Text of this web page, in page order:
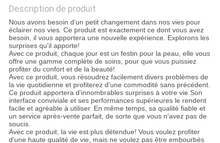
AFFAIRES
DEMANDEZ
UN DEVIS
PLAN
DU
SITE
Description de produit
Nous avons besoin d'un petit changement dans nos vies pour
éclairer nos vies. Ce produit est exactement ce dont vous avez
besoin, il vous apportera une nouvelle expérience. Explorons les
surprises qu'il apporte!
Avec ce produit, chaque jour est un festin pour la peau, elle vous
offre une gamme complète de soins, pour que vous puissiez
profiter du confort et de la beauté!
Avec ce produit, vous résoudrez facilement divers problèmes de
la vie quotidienne et profiterez d'une commodité sans précédent.
Ce produit apportera d'innombrables surprises à votre vie.Son
interface conviviale et ses performances supérieures le rendent
facile et agréable à utiliser. En même temps, sa qualité fiable et
un service après-vente parfait, de sorte que vous n'avez pas de
soucis.
Avec ce produit, la vie est plus détendue! Vous voulez profiter
d'une haute qualité de vie, mais ne voulez pas être embourbés